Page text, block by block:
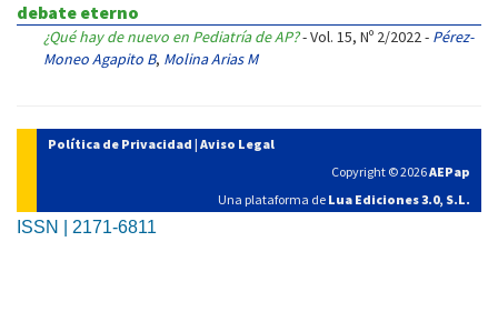
debate eterno
¿Qué hay de nuevo en Pediatría de AP?- Vol. 15, Nº 2/2022 - Pérez-
Moneo Agapito B, Molina Arias M
Política de Privacidad | Aviso Legal
Copyright © 2026AEPap
Una plataforma de Lua Ediciones 3.0, S.L.
ISSN | 2171-6811